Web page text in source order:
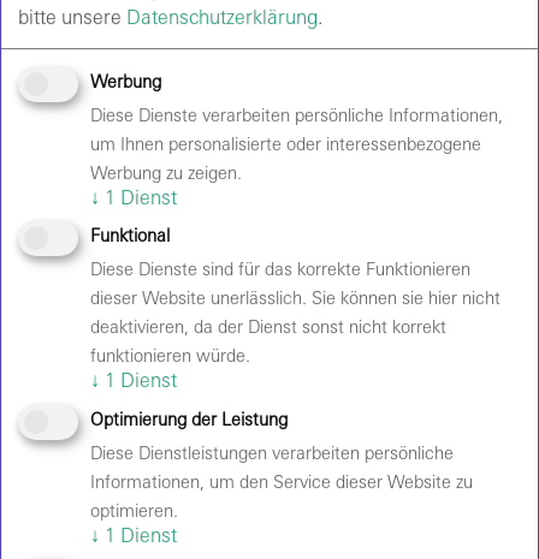
Teil unserer Unternehmenskultur und unserer
Unternehmensbereiche und Mitarbeitenden ein.
Gemeinsam an gemeinwohlorientierten Aktivitäten zu
arbeiten, verbindet und motiviert uns. Wir unterstützen
dabei verschiedene Projekte, Initiativen und Vereine im
Kultur-, Sozial und Sportbereich.
Mitarbeiter und Umfeld
Velomax folgt den Nachhaltigkeitsgrundsätzender
Apleona, übernimmt Verantwortung für alle
Mitarbeitenden und strebt einen fairen Umgang mit
Partnern und Lieferanten an.
Dazu gehören:
​​​​​​Beachtung von Barrierefreiheit,
Geschlechtergerechtigkeit und Diversität
bitte unsere Datenschutzerklärung.
Werbung
Diese Dienste verarbeiten persönliche Informationen,
um Ihnen personalisierte oder interessenbezogene
Werbung zu zeigen.
↓ 1 Dienst
Funktional
Diese Dienste sind für das korrekte Funktionieren
dieser Website unerlässlich. Sie können sie hier nicht
deaktivieren, da der Dienst sonst nicht korrekt
funktionieren würde.
↓ 1 Dienst
Optimierung der Leistung
Diese Dienstleistungen verarbeiten persönliche
Informationen, um den Service dieser Website zu
optimieren.
↓ 1 Dienst